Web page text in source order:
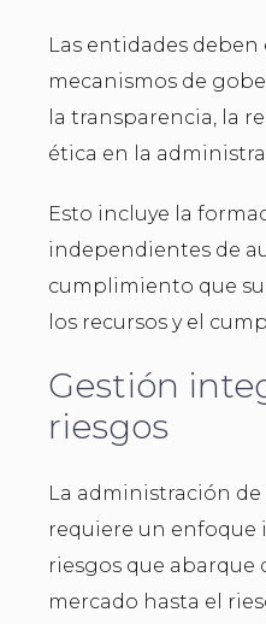
Las entidades
mecanismos de
la transparencia, la
ética en la
Esto incluye la
independientes de
cumplimiento que
los recursos y el
Gestión
riesgos
La administración
requiere un enfoque
riesgos que abarque
mercado hasta el